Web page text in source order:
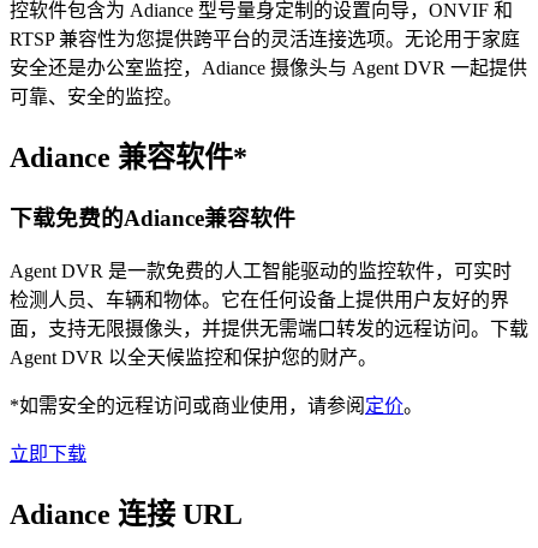
控软件包含为 Adiance 型号量身定制的设置向导，ONVIF 和
RTSP 兼容性为您提供跨平台的灵活连接选项。无论用于家庭
安全还是办公室监控，Adiance 摄像头与 Agent DVR 一起提供
可靠、安全的监控。
Adiance 兼容软件*
下载免费的Adiance兼容软件
Agent DVR 是一款免费的人工智能驱动的监控软件，可实时
检测人员、车辆和物体。它在任何设备上提供用户友好的界
面，支持无限摄像头，并提供无需端口转发的远程访问。下载
Agent DVR 以全天候监控和保护您的财产。
*如需安全的远程访问或商业使用，请参阅 定价。
立即下载
Adiance 连接 URL